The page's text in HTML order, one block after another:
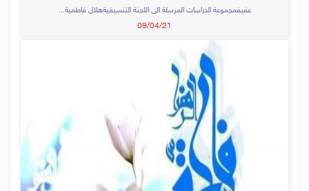
عفيفمجموعة الدراسات المرسلة الى اللجنة التنسيقيةهلال فاطمية...
09/04/21